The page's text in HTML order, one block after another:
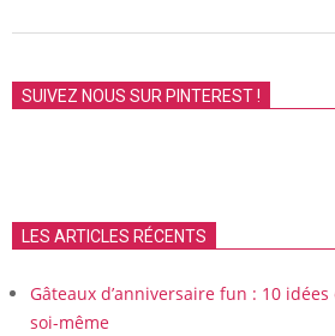
SUIVEZ NOUS SUR PINTEREST !
LES ARTICLES RÉCENTS
Gâteaux d’anniversaire fun : 10
soi-même